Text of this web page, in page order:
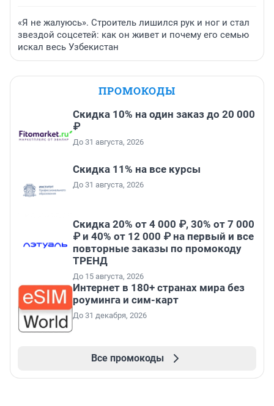
«Я не жалуюсь». Строитель лишился рук и ног и стал
звездой соцсетей: как он живет и почему его семью
искал весь Узбекистан
ПРОМОКОДЫ
Скидка 10% на один заказ до 20 000
₽
До 31 августа, 2026
Скидка 11% на все курсы
До 31 августа, 2026
Скидка 20% от 4 000 ₽, 30% от 7 000
₽ и 40% от 12 000 ₽ на первый и все
повторные заказы по промокоду
ТРЕНД
До 15 августа, 2026
Интернет в 180+ странах мира без
роуминга и сим-карт
До 31 декабря, 2026
Все промокоды